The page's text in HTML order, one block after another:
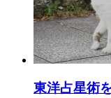
東洋占星術